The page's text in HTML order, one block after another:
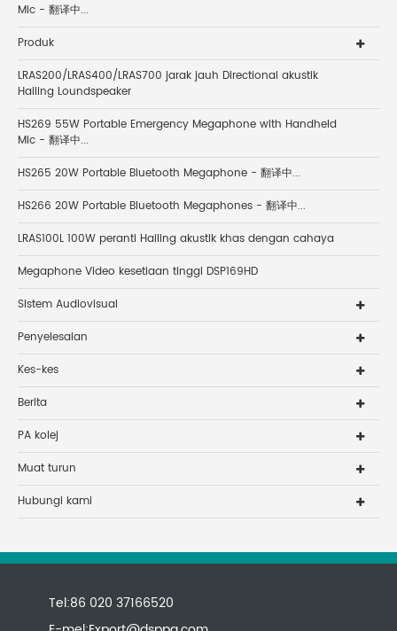
Mic - 翻译中...
Produk
LRAS200/LRAS400/LRAS700 jarak jauh Directional akustik
Hailing Loundspeaker
HS269 55W Portable Emergency Megaphone with Handheld
Mic - 翻译中...
HS265 20W Portable Bluetooth Megaphone - 翻译中...
HS266 20W Portable Bluetooth Megaphones - 翻译中...
LRAS100L 100W peranti Hailing akustik khas dengan cahaya
Megaphone Video kesetiaan tinggi DSP169HD
Sistem Audiovisual
Penyelesaian
Kes-kes
Berita
PA kolej
Muat turun
Hubungi kami
Tel:86 020 37166520